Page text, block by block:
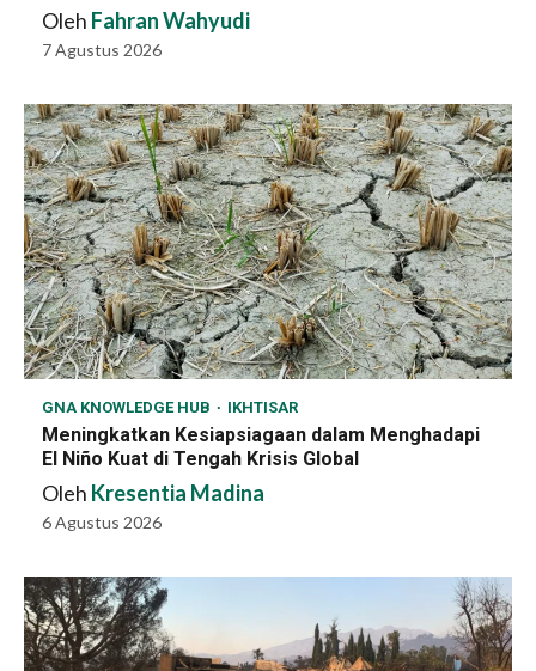
Oleh Fahran Wahyudi
7 Agustus 2026
GNA KNOWLEDGE HUB IKHTISAR
Meningkatkan Kesiapsiagaan dalam Menghadapi
El Niño Kuat di Tengah Krisis Global
Oleh Kresentia Madina
6 Agustus 2026